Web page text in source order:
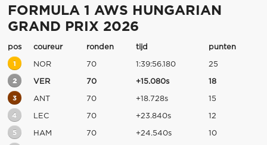
FORMULA 1 AWS HUNGARIAN
GRAND PRIX 2026
pos coureur ronden tijd punten
1 NOR 70 1:39:56.180 25
2 VER 70 +15.080s 18
3 ANT 70 +18.728s 15
4 LEC 70 +23.840s 12
5 HAM 70 +24.540s 10